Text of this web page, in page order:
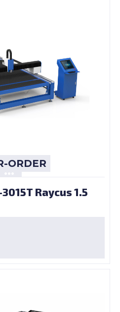
ORDER
Raycus 1.5